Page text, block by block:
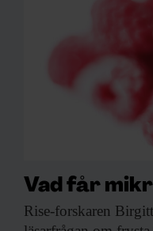
Vad får
Rise-forskaren